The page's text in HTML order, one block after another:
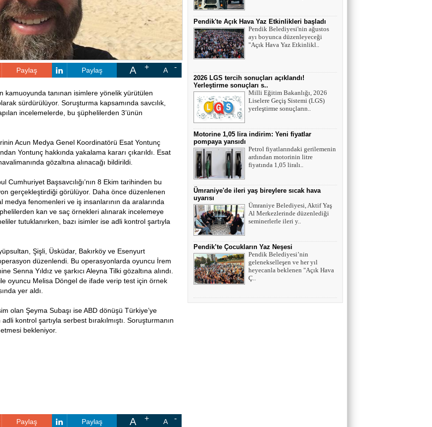
Paylaş Paylaş A A
kamuoyunda tanınan isimlere yönelik yürütülen
sürdürülüyor. Soruşturma kapsamında savcılık,
incelemelerde, bu şüphelilerden 3’ünün
Acun Medya Genel Koordinatörü Esat Yontunç
Yontunç hakkında yakalama kararı çıkarıldı. Esat
gözaltına alınacağı bildirildi.
Cumhuriyet Başsavcılığı’nın 8 Ekim tarihinden bu
gerçekleştirdiği görülüyor. Daha önce düzenlenen
fenomenleri ve iş insanlarının da aralarında
kan ve saç örnekleri alınarak incelemeye
tutuklanırken, bazı isimler ise adli kontrol şartıyla
Şişli, Üsküdar, Bakırköy ve Esenyurt
düzenlendi. Bu operasyonlarda oyuncu İrem
Yıldız ve şarkıcı Aleyna Tilki gözaltına alındı.
oyuncu Melisa Döngel de ifade verip test için örnek
yer aldı.
olan Şeyma Subaşı ise ABD dönüşü Türkiye’ye
kontrol şartıyla serbest bırakılmıştı. Soruşturmanın
bekleniyor.
Paylaş Paylaş A A
Pendik'te Açık Hava Yaz Etkinlikleri başladı
Pendik Belediyesi'nin ağustos
ayı boyunca düzenleyeceği
"Açık Hava Yaz Etkinlikl..
2026 LGS tercih sonuçları açıklandı!
Yerleştirme sonuçları s..
Milli Eğitim Bakanlığı, 2026
Liselere Geçiş Sistemi (LGS)
yerleştirme sonuçların..
Motorine 1,05 lira indirim: Yeni fiyatlar
pompaya yansıdı
Petrol fiyatlarındaki gerilemenin
ardından motorinin litre
fiyatında 1,05 liralı..
Ümraniye'de ileri yaş bireylere sıcak hava
uyarısı
Ümraniye Belediyesi, Aktif Yaş
Al Merkezlerinde düzenlediği
seminerlerle ileri y..
Pendik’te Çocukların Yaz Neşesi
Pendik Belediyesi’nin
gelenekselleşen ve her yıl
heyecanla beklenen "Açık Hava
Ç..